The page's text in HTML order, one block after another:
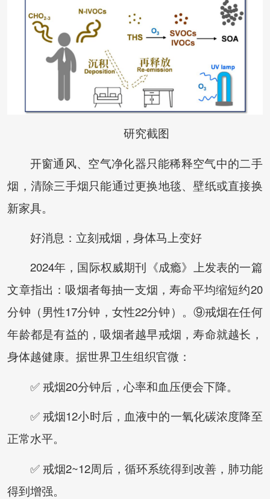
研究截图
开窗通风、空气净化器只能稀释空气中的二手
烟，清除三手烟只能通过更换地毯、壁纸或直接换
新家具。
好消息：立刻戒烟，身体马上变好
2024年，国际权威期刊《成瘾》上发表的一篇
文章指出：吸烟者每抽一支烟，寿命平均缩短约20
分钟（男性17分钟，女性22分钟）。⑨戒烟在任何
年龄都是有益的，吸烟者越早戒烟，寿命就越长，
身体越健康。据世界卫生组织官微：
✅ 戒烟20分钟后，心率和血压便会下降。
✅ 戒烟12小时后，血液中的一氧化碳浓度降至
正常水平。
✅ 戒烟2~12周后，循环系统得到改善，肺功能
得到增强。